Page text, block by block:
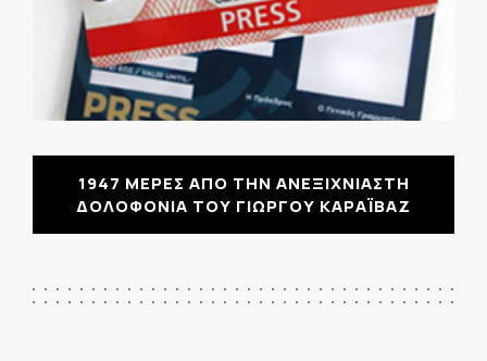
1947 ΜΕΡΕΣ ΑΠΟ ΤΗΝ ΑΝΕΞΙΧΝΙΑΣΤΗ
ΔΟΛΟΦΟΝΙΑ ΤΟΥ ΓΙΩΡΓΟΥ ΚΑΡΑΪΒΑΖ